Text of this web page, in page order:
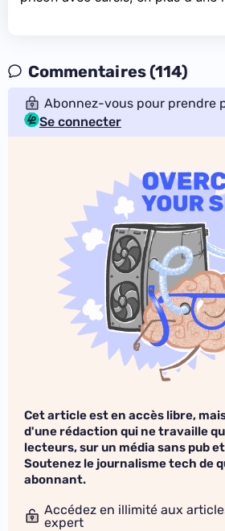
Commentaires (114)
Abonnez-vous pour prendre
Se connecter
Cet article est en accès libre,
d'une rédaction qui ne travaille
lecteurs, sur un média sans pub
Soutenez le journalisme tech de
abonnant.
Accédez en illimité aux
expert